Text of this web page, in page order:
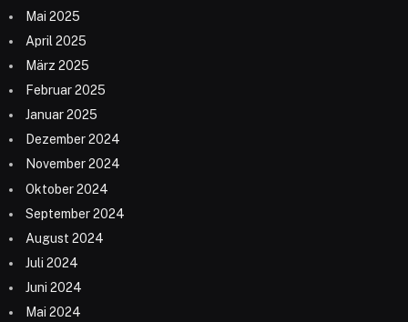
Mai 2025
April 2025
März 2025
Februar 2025
Januar 2025
Dezember 2024
November 2024
Oktober 2024
September 2024
August 2024
Juli 2024
Juni 2024
Mai 2024